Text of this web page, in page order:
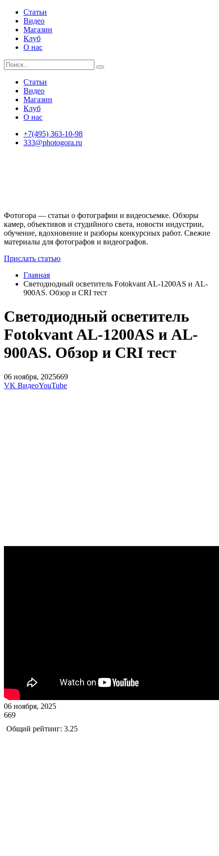
Статьи
Видео
Магазин
Клуб
О нас
Статьи
Видео
Магазин
Клуб
О нас
+7(495) 363-10-98
333@photogora.ru
Фотогора — статьи о фотографии и видеосъемке. Обзоры
камер, объективов и студийного света, новости индустрии,
обучение, вдохновение и разборы конкурсных работ. Свежие
материалы для фотографов и видеографов.
Прислать статью
Главная
Светодиодный осветитель Fotokvant AL-1200AS и AL-
900AS. Обзор и CRI тест
Светодиодный осветитель
Fotokvant AL-1200AS и AL-
900AS. Обзор и CRI тест
06 ноября, 2025669
VK ВидеоYouTube
06 ноября, 2025
669
Общий рейтинг: 3.25